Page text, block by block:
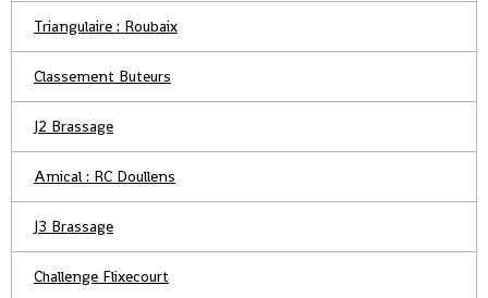
Triangulaire : Roubaix
Classement Buteurs
J2 Brassage
Amical : RC Doullens
J3 Brassage
Challenge Flixecourt